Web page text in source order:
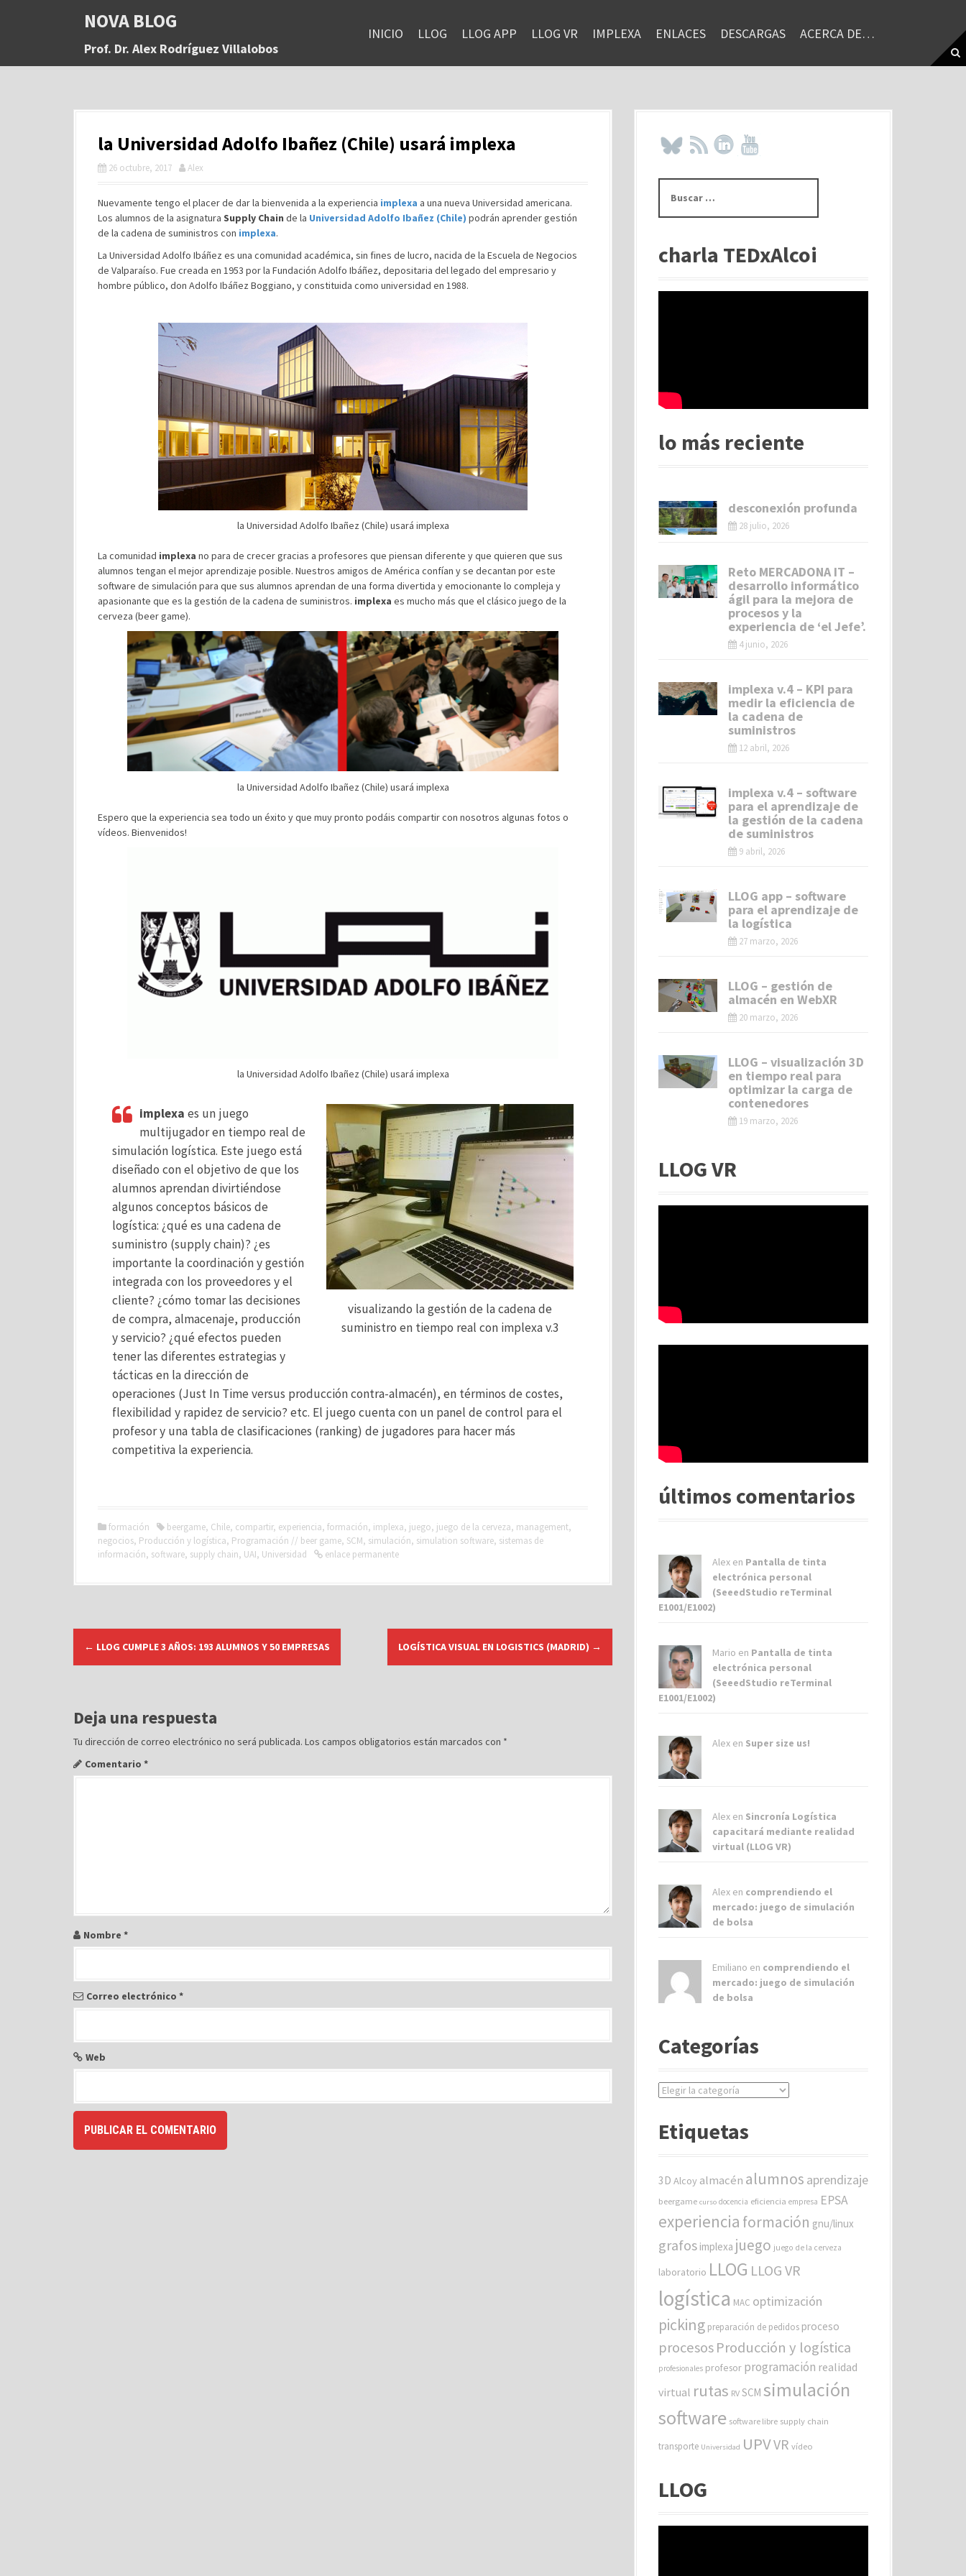
a
NOVA BLOG
Prof. Dr. Alex Rodríguez Villalobos
INICIO LLOG LLOG APP LLOG VR IMPLEXA ENLACES DESCARGAS ACERCA DE…
la Universidad Adolfo Ibañez (Chile) usará implexa
26 octubre, 2017 Alex
Nuevamente tengo el placer de dar la bienvenida a la experiencia implexa a una nueva Universidad americana.
Los alumnos de la asignatura Supply Chain de la Universidad Adolfo Ibañez (Chile) podrán aprender gestión
de la cadena de suministros con implexa.
La Universidad Adolfo Ibáñez es una comunidad académica, sin fines de lucro, nacida de la Escuela de Negocios
de Valparaíso. Fue creada en 1953 por la Fundación Adolfo Ibáñez, depositaria del legado del empresario y
hombre público, don Adolfo Ibáñez Boggiano, y constituida como universidad en 1988.
la Universidad Adolfo Ibañez (Chile) usará implexa
La comunidad implexa no para de crecer gracias a profesores que piensan diferente y que quieren que sus
alumnos tengan el mejor aprendizaje posible. Nuestros amigos de América confían y se decantan por este
software de simulación para que sus alumnos aprendan de una forma divertida y emocionante lo compleja y
apasionante que es la gestión de la cadena de suministros. implexa es mucho más que el clásico juego de la
cerveza (beer game).
la Universidad Adolfo Ibañez (Chile) usará implexa
Espero que la experiencia sea todo un éxito y que muy pronto podáis compartir con nosotros algunas fotos o
vídeos. Bienvenidos!
la Universidad Adolfo Ibañez (Chile) usará implexa
visualizando la gestión de la cadena de
suministro en tiempo real con implexa v.3
implexa es un juego
multijugador en tiempo real de
simulación logística. Este juego está
diseñado con el objetivo de que los
alumnos aprendan divirtiéndose
algunos conceptos básicos de
logística: ¿qué es una cadena de
suministro (supply chain)? ¿es
importante la coordinación y gestión
integrada con los proveedores y el
cliente? ¿cómo tomar las decisiones
de compra, almacenaje, producción
y servicio? ¿qué efectos pueden
tener las diferentes estrategias y
tácticas en la dirección de
operaciones (Just In Time versus producción contra-almacén), en términos de costes,
flexibilidad y rapidez de servicio? etc. El juego cuenta con un panel de control para el
profesor y una tabla de clasificaciones (ranking) de jugadores para hacer más
competitiva la experiencia.
formación beergame, Chile, compartir, experiencia, formación, implexa, juego, juego de la cerveza, management,
negocios, Producción y logística, Programación // beer game, SCM, simulación, simulation software, sistemas de
información, software, supply chain, UAI, Universidad enlace permanente
g
a
c
i
t
r
d
a
← LLOG CUMPLE 3 AÑOS: 193 ALUMNOS Y 50 EMPRESAS LOGÍSTICA VISUAL EN LOGISTICS (MADRID) →
Deja una respuesta
Tu dirección de correo electrónico no será publicada. Los campos obligatorios están marcados con *
Comentario *
Nombre *
Correo electrónico *
Web
s
rcharla TEDxAlcoi
lo más reciente
desconexión profunda
28 julio, 2026
Reto MERCADONA IT –
desarrollo informático
ágil para la mejora de
procesos y la
experiencia de ‘el Jefe’.
4 junio, 2026
implexa v.4 – KPI para
medir la eficiencia de
la cadena de
suministros
12 abril, 2026
implexa v.4 – software
para el aprendizaje de
la gestión de la cadena
de suministros
9 abril, 2026
LLOG app – software
para el aprendizaje de
la logística
27 marzo, 2026
LLOG – gestión de
almacén en WebXR
20 marzo, 2026
LLOG – visualización 3D
en tiempo real para
optimizar la carga de
contenedores
19 marzo, 2026
LLOG VR
últimos comentarios
Alex en Pantalla de tinta
electrónica personal
(SeeedStudio reTerminal
E1001/E1002)
Mario en Pantalla de tinta
electrónica personal
(SeeedStudio reTerminal
E1001/E1002)
Alex en Super size us!
Alex en Sincronía Logística
capacitará mediante realidad
virtual (LLOG VR)
Alex en comprendiendo el
mercado: juego de simulación
de bolsa
Emiliano en comprendiendo el
mercado: juego de simulación
de bolsa
Categorías
C
e
r
s
Etiquetas
3D Alcoy almacén alumnos aprendizaje
beergame curso docencia eficiencia empresa EPSA
experiencia formación gnu/linux
grafos implexa juego juego de la cerveza
laboratorio LLOG LLOG VR
logística MAC optimización
picking preparación de pedidos proceso
procesosProducción y logística
profesionales profesor programación realidad
virtual rutas RV SCM simulación
software software libre supply chain
transporte Universidad UPVVR vídeo
LLOG